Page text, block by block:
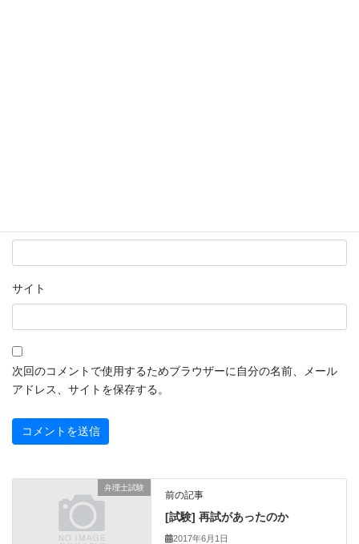
サイト
次回のコメントで使用するためブラウザーに自分の名前、メール
アドレス、サイトを保存する。
弁理士試験
前の記事
[試験] 再試があったのか
2017年6月1日